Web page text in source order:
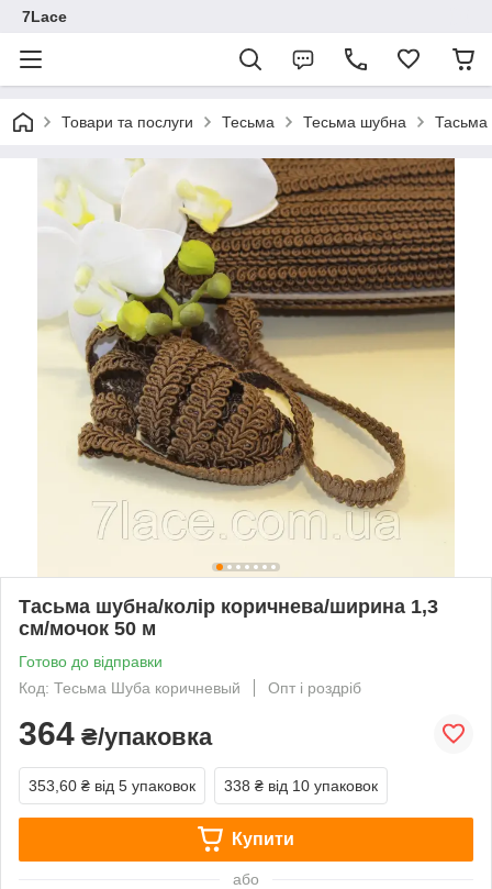
7Lace
Товари та послуги Тесьма Тесьма шубна Тасьма
Тасьма шубна/колір коричнева/ширина 1,3
см/мочок 50 м
Готово до відправки
Код: Тесьма Шуба коричневый
Опт і роздріб
364 ₴/упаковка
353,60 ₴ від 5 упаковок 338 ₴ від 10 упаковок
Купити
або